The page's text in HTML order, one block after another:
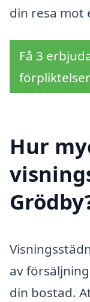
din resa mot
Få 3
förpliktelser
Hur
av
din bostad.